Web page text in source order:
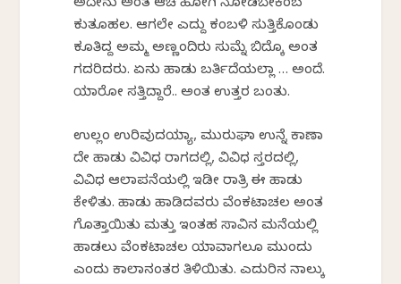
ಅದೇನು ಅಂತ ಆಚೆ ಹೋಗಿ ನೋಡಬೇಕೆಂಬ
ಕುತೂಹಲ. ಆಗಲೇ ಎದ್ದು ಕಂಬಳಿ ಸುತ್ತಿಕೊಂಡು
ಕೂತಿದ್ದ ಅಮ್ಮ ಅಣ್ಣಂದಿರು ಸುಮ್ನೆ ಬಿದ್ಕೊ ಅಂತ
ಗದರಿದರು. ಏನು ಹಾಡು ಬರ್ತಿದೆಯಲ್ಲಾ … ಅಂದೆ.
ಯಾರೋ ಸತ್ತಿದ್ದಾರೆ.. ಅಂತ ಉತ್ತರ ಬಂತು.
ಉಲ್ಲಂ ಉರಿವುದಯ್ಯಾ, ಮುರುಘಾ ಉನ್ನೆ ಕಾಣಾ
ದೇ ಹಾಡು ವಿವಿಧ ರಾಗದಲ್ಲಿ, ವಿವಿಧ ಸ್ತರದಲ್ಲಿ,
ವಿವಿಧ ಆಲಾಪನೆಯಲ್ಲಿ ಇಡೀ ರಾತ್ರಿ ಈ ಹಾಡು
ಕೇಳಿತು. ಹಾಡು ಹಾಡಿದವರು ವೆಂಕಟಾಚಲ ಅಂತ
ಗೊತ್ತಾಯಿತು ಮತ್ತು ಇಂತಹ ಸಾವಿನ ಮನೆಯಲ್ಲಿ
ಹಾಡಲು ವೆಂಕಟಾಚಲ ಯಾವಾಗಲೂ ಮುಂದು
ಎಂದು ಕಾಲಾನಂತರ ತಿಳಿಯಿತು. ಎದುರಿನ ನಾಲ್ಕು